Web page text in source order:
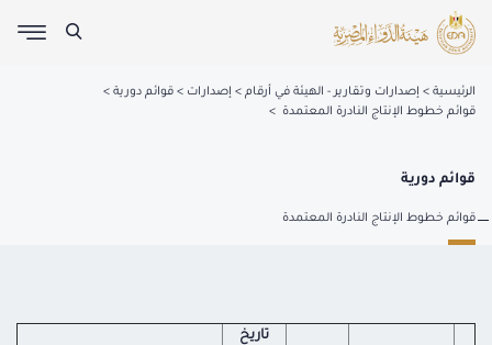
الرئيسية إصدارات وتقارير - الهيئة في أرقام إصدارات
قوائم دورية
قوائم خطوط الإنتاج النادرة المعتمدة
قوائم دورية
قوائم خطوط الإنتاج النادرة المعتمدة
تاريخ